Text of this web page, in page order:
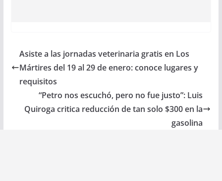
Asiste a las jornadas veterinaria gratis en Los
Mártires del 19 al 29 de enero: conoce lugares y
requisitos
“Petro nos escuchó, pero no fue justo”: Luis
Quiroga critica reducción de tan solo $300 en la
gasolina